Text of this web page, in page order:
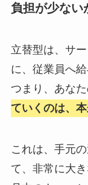
負担が少ない
立替型は、サ
に、従業員へ
つまり、あな
ていくのは、
これは、手元
て、非常に大